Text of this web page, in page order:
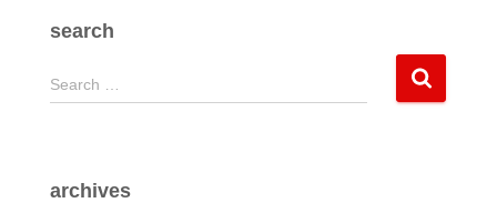
search
S
e
h
Search …
archives